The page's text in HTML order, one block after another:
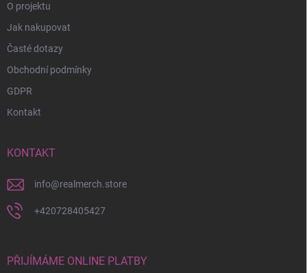
O projektu
Jak nakupovat
Časté dotazy
Obchodní podmínky
GDPR
Kontakt
KONTAKT
info@realmerch.store
+420728405427
PŘIJÍMÁME ONLINE PLATBY